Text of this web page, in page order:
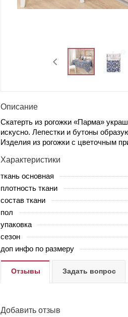
Описание
Скатерть из рогожки «Парма»
искусно. Лепестки и бутоны
Изделия из рогожки с цветочным
Характеристики
ткань основная
плотность ткани
состав ткани
пол
упаковка
сезон
доп инфо по размеру
Отзывы Задать вопрос
Добавить отзыв